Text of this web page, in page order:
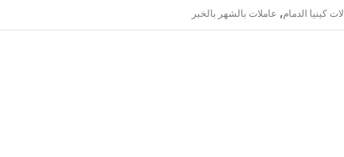
كينيا الدمام, عاملات بالشهر بالخبر